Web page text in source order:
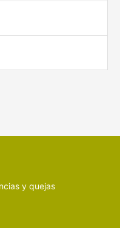
y quejas